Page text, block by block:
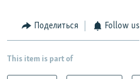
Поделиться Follow us
This item is part of